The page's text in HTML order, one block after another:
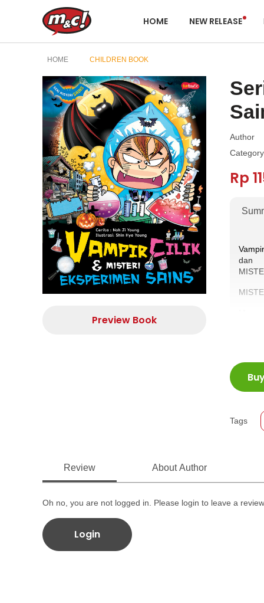
HOME NEW RELEASE
HOME CHILDREN BOOK
Preview Book
Author
Category
Rp
dan
Aku
ISBN
Size
Tags
Review About Author
Oh no, you are not logged in. Please login to leave a review
Login